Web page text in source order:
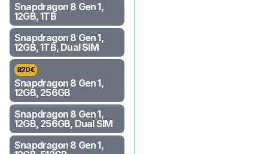
Snapdragon 8 Gen 1,
12GB, 1TB
Snapdragon 8 Gen 1,
12GB, 1TB, Dual SIM
820€
Snapdragon 8 Gen 1,
12GB, 256GB
Snapdragon 8 Gen 1,
12GB, 256GB, Dual SIM
Snapdragon 8 Gen 1,